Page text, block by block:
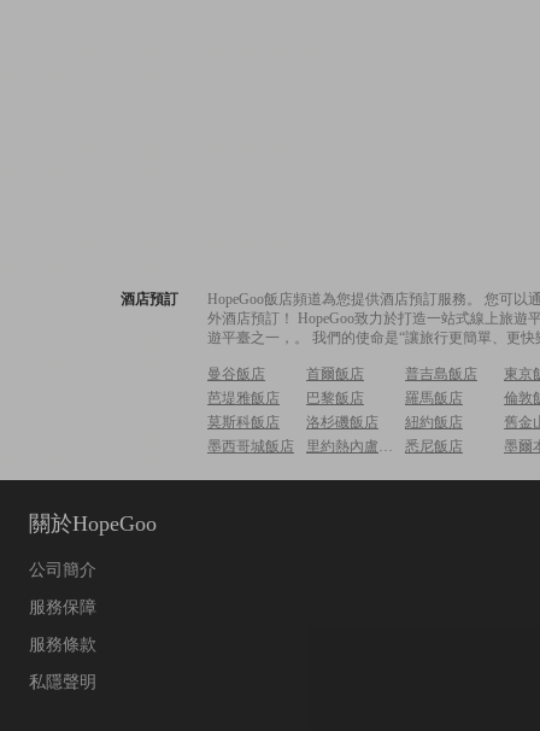
酒店預訂
HopeGoo飯店頻道為您提供酒店預訂服務。 您可
外酒店預訂！ HopeGoo致力於打造一站式線上旅
遊平臺之一，。 我們的使命是“讓旅行更簡單、更
曼谷飯店 首爾飯店 普吉島飯店
東京
芭堤雅飯店
巴黎飯店 羅馬飯店
倫敦
莫斯科飯店
洛杉磯飯店 紐約飯店
舊金
墨西哥城飯店
里約熱內盧飯店 悉尼飯店 墨爾
關於HopeGoo
公司簡介
服務保障
服務條款
私隱聲明